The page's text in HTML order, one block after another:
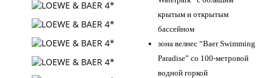
крытым и открытым
бассейном
зона велнес “Baer Swimming
Paradise” со 100-метровой
водной горкой